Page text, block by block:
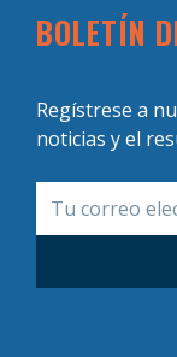
BOLETÍN
Regístrese a
noticias y el